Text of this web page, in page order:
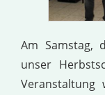
Am Samstag,
unser
Veranstaltung